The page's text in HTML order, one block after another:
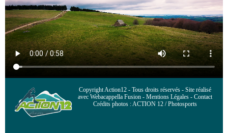
Copyright Action12 - Tous droits réservés - Site réalisé
avec Webacappella Fusion - Mentions Légales - Contact
Crédits photos : ACTION 12 / Photosports